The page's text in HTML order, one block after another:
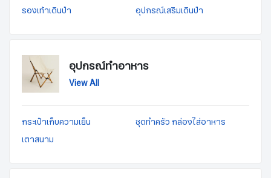
รองเท้าเดินป่า
อุปกรณ์เสริมเดินป่า
อุปกรณ์ทำอาหาร
View All
กระเป๋าเก็บความเย็น
ชุดทำครัว กล่องใส่อาหาร
เตาสนาม